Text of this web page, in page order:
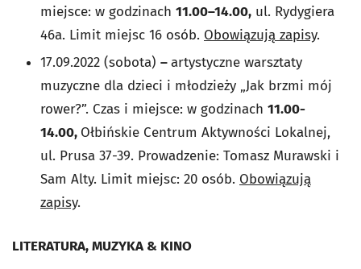
miejsce: w godzinach 11.00–14.00, ul. Rydygiera
46a. Limit miejsc 16 osób. Obowiązują zapisy.
17.09.2022 (sobota) –artystyczne warsztaty
muzyczne dla dzieci i młodzieży „Jak brzmi mój
rower?”. Czas i miejsce: w godzinach 11.00-
14.00, Ołbińskie Centrum Aktywności Lokalnej,
ul. Prusa 37-39. Prowadzenie: Tomasz Murawski i
Sam Alty. Limit miejsc: 20 osób. Obowiązują
zapisy.
LITERATURA, MUZYKA & KINO